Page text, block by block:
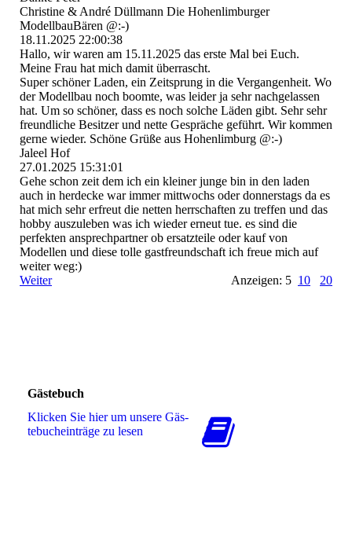
Christine & André Düllmann Die Hohenlimburger
ModellbauBären @:-)
18.11.2025 22:00:38
Hallo, wir waren am 15.11.2025 das erste Mal bei Euch.
Meine Frau hat mich damit überrascht.
Super schöner Laden, ein Zeitsprung in die Vergangenheit. Wo
der Modellbau noch boomte, was leider ja sehr nachgelassen
hat. Um so schöner, dass es noch solche Läden gibt. Sehr sehr
freundliche Besitzer und nette Gespräche geführt. Wir kommen
gerne wieder. Schöne Grüße aus Hohenlimburg @:-)
Jaleel Hof
27.01.2025 15:31:01
Gehe schon zeit dem ich ein kleiner junge bin in den laden
auch in herdecke war immer mittwochs oder donnerstags da es
hat mich sehr erfreut die netten herrschaften zu treffen und das
hobby auszuleben was ich wieder erneut tue. es sind die
perfekten ansprechpartner ob ersatzteile oder kauf von
Modellen und diese tolle gastfreundschaft ich freue mich auf
weiter weg:)
Weiter
Anzeigen: 5 10 20
Gästebuch
Klicken Sie hier um unsere Gäs­
te­buch­ein­trä­ge zu lesen